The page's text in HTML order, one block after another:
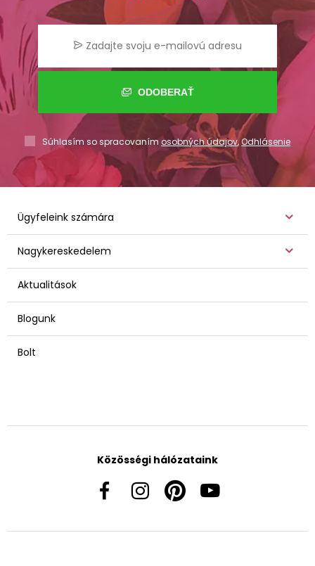
ODOBERAŤ
Súhlasím so spracovaním osobných údajov,Odhlásenie
Ügyfeleink számára
Nagykereskedelem
Aktualitások
Blogunk
Bolt
Közösségi hálózataink